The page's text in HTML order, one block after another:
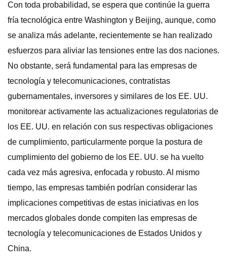
Con toda probabilidad, se espera que continúe la guerra
fría tecnológica entre Washington y Beijing, aunque, como
se analiza más adelante, recientemente se han realizado
esfuerzos para aliviar las tensiones entre las dos naciones.
No obstante, será fundamental para las empresas de
tecnología y telecomunicaciones, contratistas
gubernamentales, inversores y similares de los EE. UU.
monitorear activamente las actualizaciones regulatorias de
los EE. UU. en relación con sus respectivas obligaciones
de cumplimiento, particularmente porque la postura de
cumplimiento del gobierno de los EE. UU. se ha vuelto
cada vez más agresiva, enfocada y robusto. Al mismo
tiempo, las empresas también podrían considerar las
implicaciones competitivas de estas iniciativas en los
mercados globales donde compiten las empresas de
tecnología y telecomunicaciones de Estados Unidos y
China.